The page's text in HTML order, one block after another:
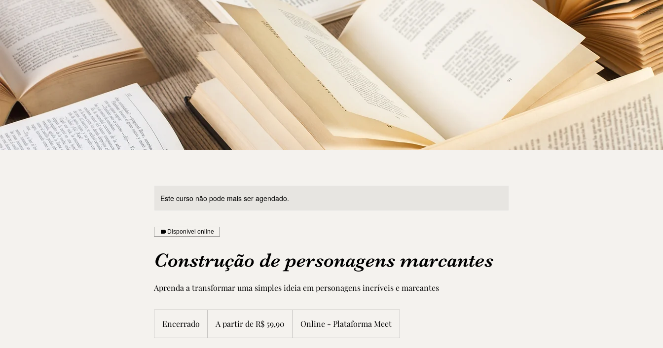
Este curso não pode mais ser agendado.
Disponível online
Construção de personagens marcantes
Aprenda a transformar uma simples ideia em personagens incríveis e marcantes
Encerrado
n brasileiros
A partir de R$ 59,90 Online - Plataforma Meet